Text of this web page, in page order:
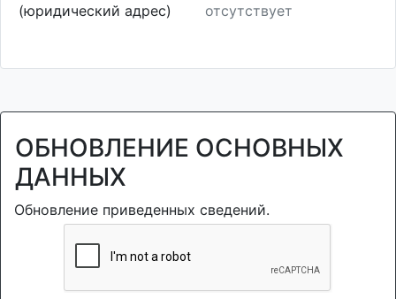
(юридический адрес)
отсутствует
ОБНОВЛЕНИЕ ОСНОВНЫХ
ДАННЫХ
Обновление приведенных сведений.